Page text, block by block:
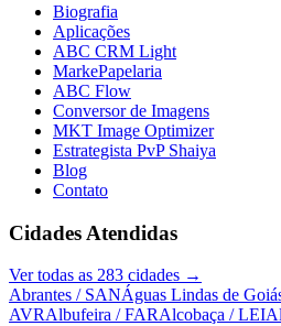
Biografia
Aplicações
ABC CRM Light
MarkePapelaria
ABC Flow
Conversor de Imagens
MKT Image Optimizer
Estrategista PvP Shaiya
Blog
Contato
Cidades Atendidas
Ver todas as 283 cidades →
Abrantes / SANÁguas Lindas de
AVRAlbufeira / FARAlcobaça / LEI